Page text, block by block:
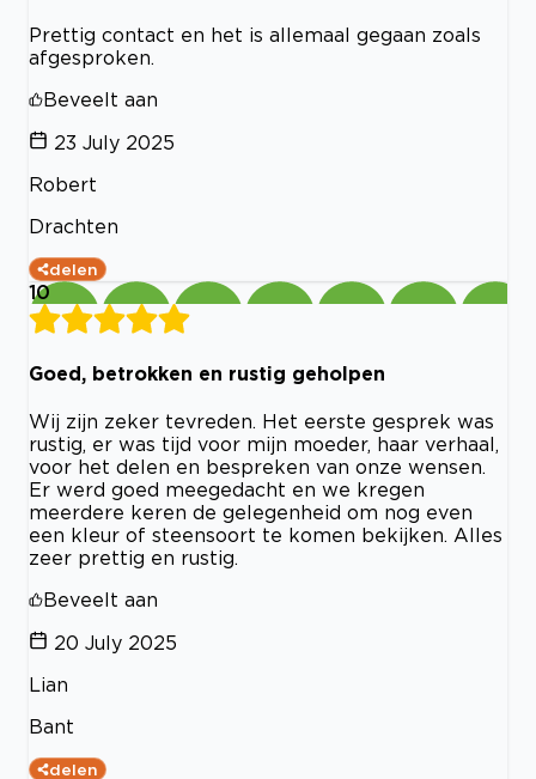
Prettig contact en het is allemaal gegaan zoals
afgesproken.
Beveelt aan
23 July 2025
Robert
Drachten
delen
10
Goed, betrokken en rustig geholpen
Wij zijn zeker tevreden. Het eerste gesprek was
rustig, er was tijd voor mijn moeder, haar verhaal,
voor het delen en bespreken van onze wensen.
Er werd goed meegedacht en we kregen
meerdere keren de gelegenheid om nog even
een kleur of steensoort te komen bekijken. Alles
zeer prettig en rustig.
Beveelt aan
20 July 2025
Lian
Bant
delen